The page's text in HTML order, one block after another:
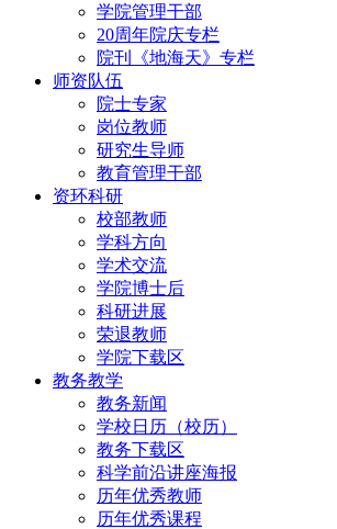
学院管理干部
20周年院庆专栏
院刊《地海天》专栏
师资队伍
院士专家
岗位教师
研究生导师
教育管理干部
资环科研
校部教师
学科方向
学术交流
学院博士后
科研进展
荣退教师
学院下载区
教务教学
教务新闻
学校日历（校历）
教务下载区
科学前沿讲座海报
历年优秀教师
历年优秀课程